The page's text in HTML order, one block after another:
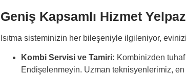
Geniş Kapsamlı Hizmet
Isıtma sisteminizin her bileşeniyle ilgileniyor,
Kombi Servisi ve Tamiri: Kombinizden tuhaf
Endişelenmeyin. Uzman teknisyenlerimiz,